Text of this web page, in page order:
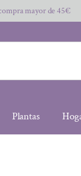
mayor de 45€
Plantas